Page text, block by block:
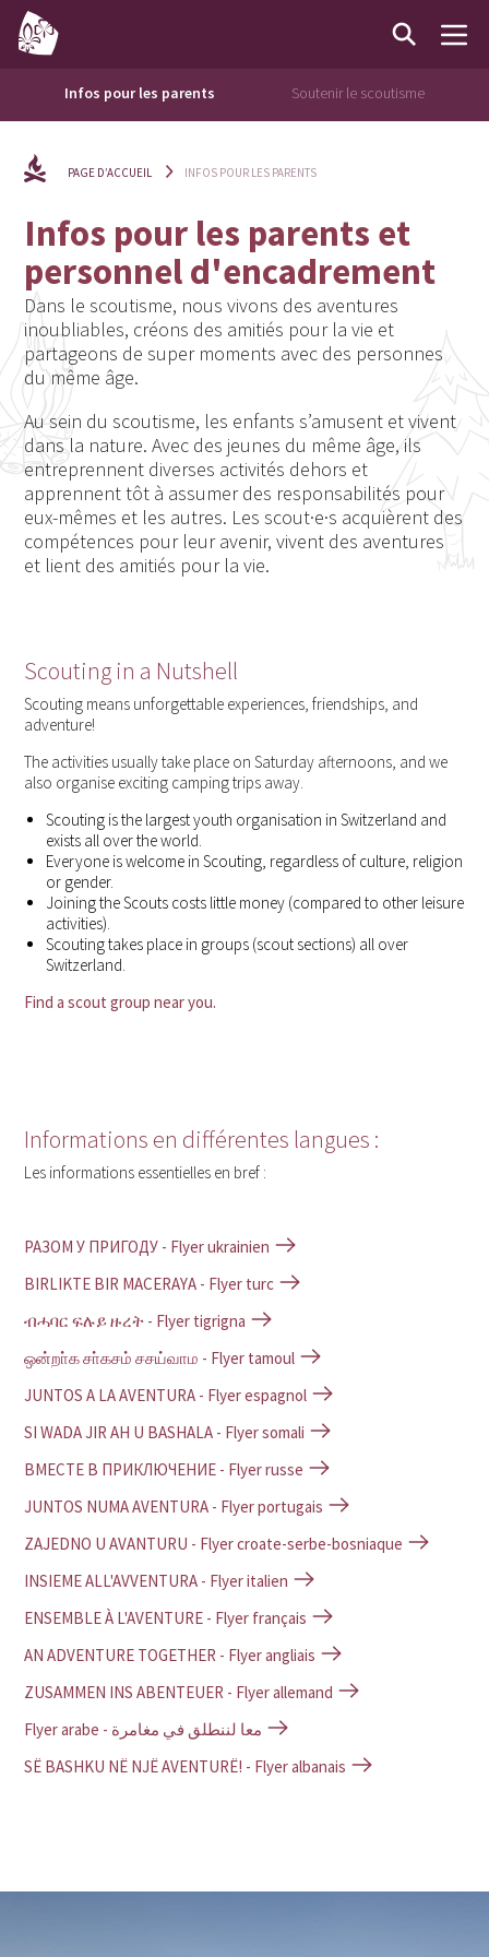
Infos pour les parents Soutenir le scoutisme
PAGE D’ACCUEIL INFOS POUR LES PARENTS
Infos pour les parents et
personnel d'encadrement
Dans le scoutisme, nous vivons des aventures
inoubliables, créons des amitiés pour la vie et
partageons de super moments avec des personnes
du même âge.
Au sein du scoutisme, les enfants s’amusent et vivent
dans la nature. Avec des jeunes du même âge, ils
entreprennent diverses activités dehors et
apprennent tôt à assumer des responsabilités pour
eux-mêmes et les autres. Les scout·e·s acquièrent des
compétences pour leur avenir, vivent des aventures
et lient des amitiés pour la vie.
Scouting in a Nutshell
Scouting means unforgettable experiences, friendships, and
adventure!
The activities usually take place on Saturday afternoons, and we
also organise exciting camping trips away.
Scouting is the largest youth organisation in Switzerland and
exists all over the world.
Everyone is welcome in Scouting, regardless of culture, religion
or gender.
Joining the Scouts costs little money (compared to other leisure
activities).
Scouting takes place in groups (scout sections) all over
Switzerland.
Find a scout group near you.
Informations en différentes langues :
Les informations essentielles en bref :
РАЗОМ У ПРИГОДУ - Flyer ukrainien
BIRLIKTE BIR MACERAYA - Flyer turc
ብሓባር ፍሉይ ዙረት - Flyer tigrigna
ஒன்றா்க சா்கசம் சசய்வாம - Flyer tamoul
JUNTOS A LA AVENTURA - Flyer espagnol
SI WADA JIR AH U BASHALA - Flyer somali
ВМЕСТЕ В ПРИКЛЮЧЕНИЕ - Flyer russe
JUNTOS NUMA AVENTURA - Flyer portugais
ZAJEDNO U AVANTURU - Flyer croate-serbe-bosniaque
INSIEME ALL'AVVENTURA - Flyer italien
ENSEMBLE À L'AVENTURE - Flyer français
AN ADVENTURE TOGETHER - Flyer angliais
ZUSAMMEN INS ABENTEUER - Flyer allemand
Flyer arabe - معا لننطلق في مغامرة
SË BASHKU NË NJË AVENTURË! - Flyer albanais